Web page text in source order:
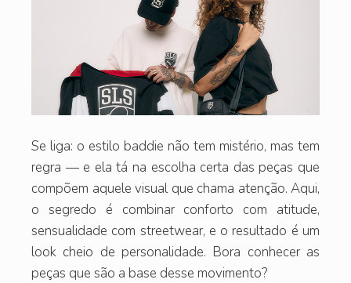
Se liga: o estilo baddie não tem mistério, mas tem
regra — e ela tá na escolha certa das peças que
compõem aquele visual que chama atenção. Aqui,
o segredo é combinar conforto com atitude,
sensualidade com streetwear, e o resultado é um
look cheio de personalidade. Bora conhecer as
peças que são a base desse movimento?